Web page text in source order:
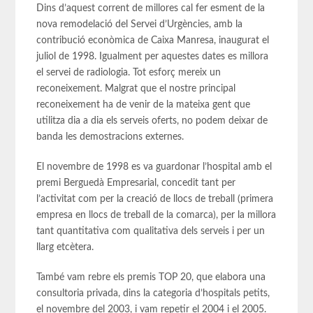
Dins d’aquest corrent de millores cal fer esment de la
nova remodelació del Servei d’Urgències, amb la
contribució econòmica de Caixa Manresa, inaugurat el
juliol de 1998. Igualment per aquestes dates es millora
el servei de radiologia. Tot esforç mereix un
reconeixement. Malgrat que el nostre principal
reconeixement ha de venir de la mateixa gent que
utilitza dia a dia els serveis oferts, no podem deixar de
banda les demostracions externes.
El novembre de 1998 es va guardonar l’hospital amb el
premi Berguedà Empresarial, concedit tant per
l’activitat com per la creació de llocs de treball (primera
empresa en llocs de treball de la comarca), per la millora
tant quantitativa com qualitativa dels serveis i per un
llarg etcètera.
També vam rebre els premis TOP 20, que elabora una
consultoria privada, dins la categoria d’hospitals petits,
el novembre del 2003, i vam repetir el 2004 i el 2005.